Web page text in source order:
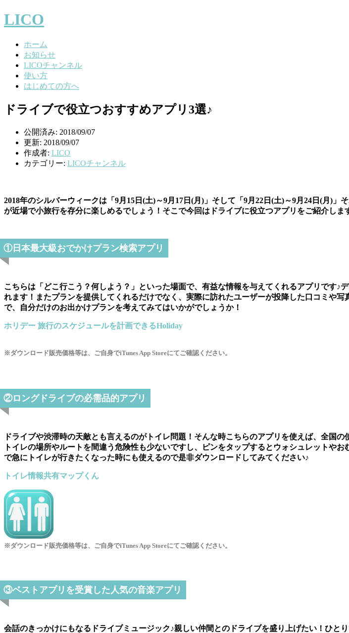
LICO
ホーム
お知らせ
LICOチャンネル
使い方
はじめての方へ
ドライブで役立つおすすめアプリ3選♪
公開済み: 2018/09/07
更新: 2018/09/07
作成者: LICO
カテゴリー: LICOチャンネル
2018年のシルバーウィークは「9月15日(土)～9月17日(月)」そして「9月22日(土)～9月24日(月)
が近場で小旅行を存分に楽しめるでしょう！そこで今回はドライブに役立つアプリをご紹介しま
①日本最大級おでかけプラン検索アプリ
こちらは「どこ行こう？何しよう？」といった場面で、有益な情報を与えてくれるアプリです♪
れます！またプランを提供してくれるだけでなく、実際に訪れたユーザーが投降した口コミや
で、自分だけのお出かけプランを考えてみてはいかがでしょうか！
ホリデー 旅行のスケジュールを計画できるHoliday
※ダウンロード販売価格等は、ご自身でiTunes App Storeにてご確認ください。
②ロングドライブの必需品的アプリ
ドライブや渋滞時の天敵とも言えるのがトイレ問題！そんな時こちらのアプリを使えば、全国
トイレの場所やルートを間違う危険性も少ないですし、ピンをタップするとウォシュレットや
で急にトイレが行きたくなった時にも使えるので是非ダウンロードしてみてください♪
トイレ情報共有マップくん
※ダウンロード販売価格等は、ご自身でiTunes App Storeにてご確認ください。
③ベストアプリを受賞した人気の音楽アプリ
会話のきっかけにもなるドライブミュージック♪親しい仲間とのドライブを盛り上げたい！ひ